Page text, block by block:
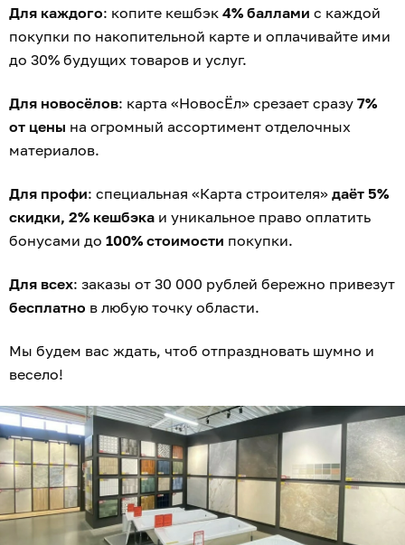
Для каждого: копите кешбэк 4% баллами с каждой
покупки по накопительной карте и оплачивайте ими
до 30% будущих товаров и услуг.
Для новосёлов: карта «НовосЁл» срезает сразу 7%
от цены на огромный ассортимент отделочных
материалов.
Для профи: специальная «Карта строителя» даёт 5%
скидки, 2% кешбэка и уникальное право оплатить
бонусами до 100% стоимости покупки.
Для всех: заказы от 30 000 рублей бережно привезут
бесплатно в любую точку области.
Мы будем вас ждать, чтоб отпраздновать шумно и
весело!